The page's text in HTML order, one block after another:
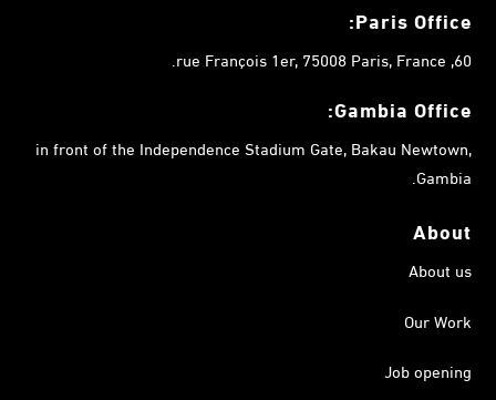
Paris Office:
60, rue François 1er, 75008 Paris, France.
Gambia Office:
in front of the Independence Stadium Gate, Bakau Newtown,
Gambia.
About
About us
Our Work
Job opening